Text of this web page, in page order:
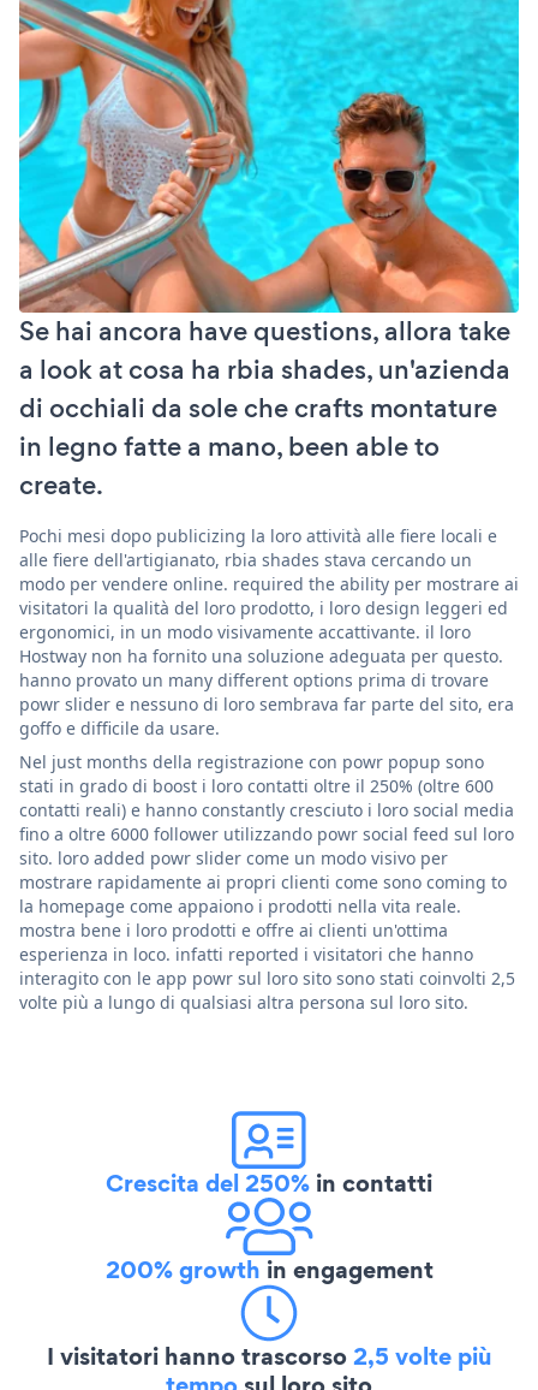
Se hai ancora have questions, allora take
a look at cosa ha rbia shades, un'azienda
di occhiali da sole che crafts montature
in legno fatte a mano, been able to
create.
Pochi mesi dopo publicizing la loro attività alle fiere locali e
alle fiere dell'artigianato, rbia shades stava cercando un
modo per vendere online. required the ability per mostrare ai
visitatori la qualità del loro prodotto, i loro design leggeri ed
ergonomici, in un modo visivamente accattivante. il loro
Hostway non ha fornito una soluzione adeguata per questo.
hanno provato un many different options prima di trovare
powr slider e nessuno di loro sembrava far parte del sito, era
goffo e difficile da usare.
Nel just months della registrazione con powr popup sono
stati in grado di boost i loro contatti oltre il 250% (oltre 600
contatti reali) e hanno constantly cresciuto i loro social media
fino a oltre 6000 follower utilizzando powr social feed sul loro
sito. loro added powr slider come un modo visivo per
mostrare rapidamente ai propri clienti come sono coming to
la homepage come appaiono i prodotti nella vita reale.
mostra bene i loro prodotti e offre ai clienti un'ottima
esperienza in loco. infatti reported i visitatori che hanno
interagito con le app powr sul loro sito sono stati coinvolti 2,5
volte più a lungo di qualsiasi altra persona sul loro sito.
Crescita del 250% in contatti
200% growth in engagement
I visitatori hanno trascorso2,5 volte più